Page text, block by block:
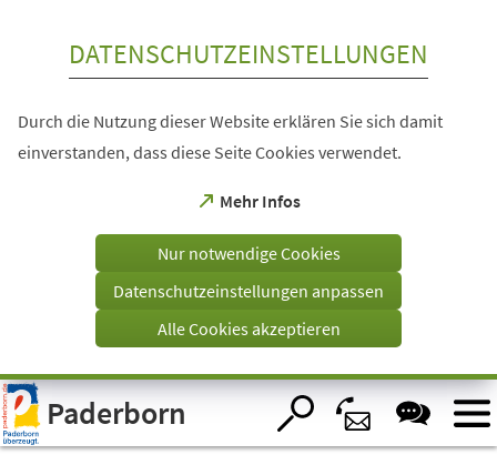
Visuelle
Assistenzsoftware
öffnen.
DATENSCHUTZEINSTELLUNGEN
Durch die Nutzung dieser Website erklären Sie sich damit
einverstanden, dass diese Seite Cookies verwendet.
Mehr Infos
(Öffnet
einem
Tab)
Nur notwendige Cookies
Datenschutzeinstellungen anpassen
Alle Cookies akzeptieren
Paderborn